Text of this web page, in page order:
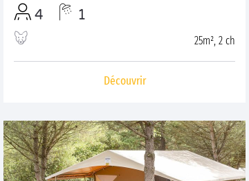
4 1
25m², 2 ch
Découvrir